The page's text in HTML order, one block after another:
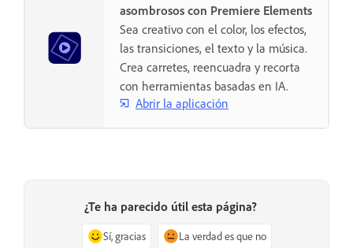
asombrosos con Premiere Elements
Sea creativo con el color, los efectos,
las transiciones, el texto y la música.
Crea carretes, reencuadra y recorta
con herramientas basadas en IA.
Abrir la aplicación
¿Te ha parecido útil esta página?
Sí, gracias La verdad es que no